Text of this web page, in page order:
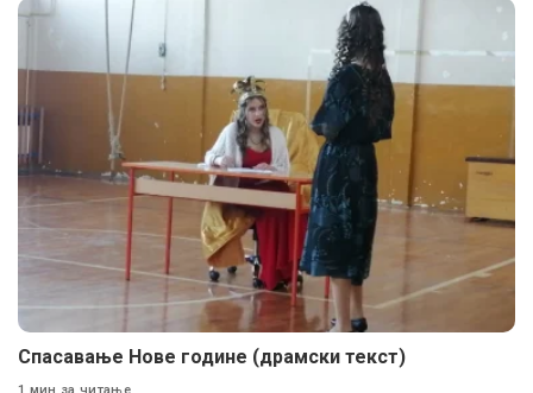
Спасавање Нове године (драмски текст)
1 мин за читање